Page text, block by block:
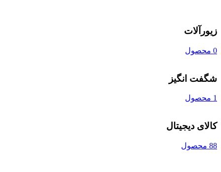
زیورآلات
0 محصول
شگفت انگیز
1 محصول
کالای دیجیتال
88 محصول